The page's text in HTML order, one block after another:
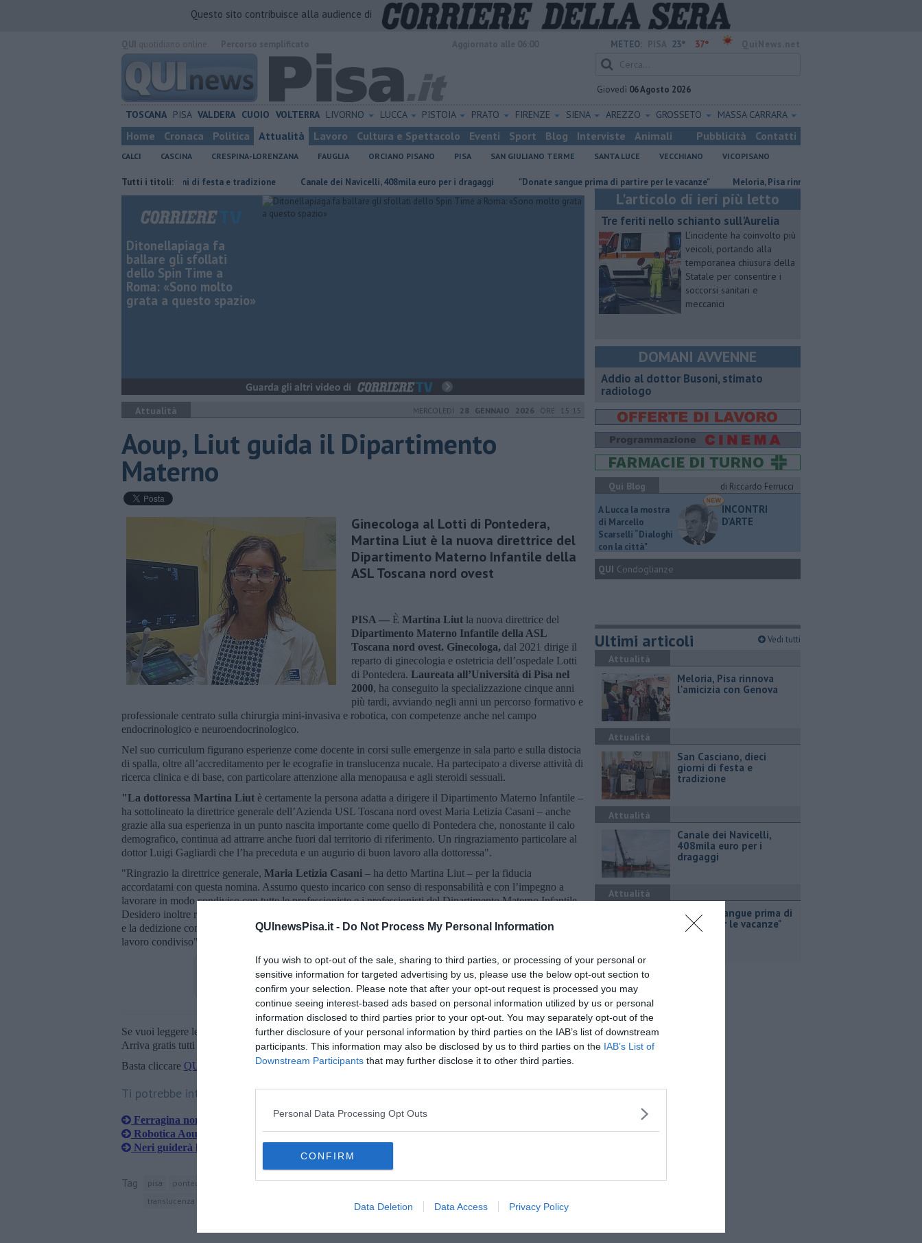
QUInewsPisa.it - Do Not Process My Personal Information
If you wish to opt-out of the sale, sharing to third parties, or processing of your personal or
sensitive information for targeted advertising by us, please use the below opt-out section to
confirm your selection. Please note that after your opt-out request is processed you may
continue seeing interest-based ads based on personal information utilized by us or personal
information disclosed to third parties prior to your opt-out. You may separately opt-out of the
further disclosure of your personal information by third parties on the IAB’s list of downstream
participants. This information may also be disclosed by us to third parties on the IAB’s List of
Downstream Participants that may further disclose it to other third parties.
Personal Data Processing Opt Outs
CONFIRM
Data Deletion Data Access Privacy Policy
Questo sito contribuisce alla audience di
METEO: 23° 37°
Giovedì 06 Agosto 2026
TOSCANA PISA VALDERA CUOIO VOLTERRA LIVORNO LUCCA PISTOIA PRATO FIRENZE SIENA AREZZO GROSSETO MASSA CARRARA
Home Cronaca Politica Attualità Lavoro Cultura e Spettacolo Eventi Sport Blog Interviste Animali Pubblicità Contatti
CALCI CASCINA CRESPINA-LORENZANA FAUGLIA ORCIANO PISANO PISA SAN GIULIANO TERME SANTA LUCE VECCHIANO VICOPISANO
Tutti i titoli:
San Casciano, dieci giorni di festa e tradizione Canale dei Navicelli, 408mila euro per i dragaggi "Donate sangue prima di partire per le vacanze" Meloria, Pisa rinnova l'amicizia con Genova
Ditonellapiaga fa
ballare gli sfollati
dello Spin Time a
Roma: «Sono molto
grata a questo spazio»
Attualità MERCOLEDÌ 28 GENNAIO 2026 ORE 15:15
Aoup, Liut guida il Dipartimento
Materno
Ginecologa al Lotti di Pontedera,
Martina Liut è la nuova direttrice del
Dipartimento Materno Infantile della
ASL Toscana nord ovest
PISA — È Martina Liut la nuova direttrice del
Dipartimento Materno Infantile della ASL
Toscana nord ovest. Ginecologa, dal 2021 dirige il
reparto di ginecologia e ostetricia dell’ospedale Lotti
di Pontedera. Laureata all’Università di Pisa nel
2000, ha conseguito la specializzazione cinque anni
più tardi, avviando negli anni un percorso formativo e
professionale centrato sulla chirurgia mini-invasiva e robotica, con competenze anche nel campo
endocrinologico e neuroendocrinologico.
Nel suo curriculum figurano esperienze come docente in corsi sulle emergenze in sala parto e sulla distocia
di spalla, oltre all’accreditamento per le ecografie in translucenza nucale. Ha partecipato a diverse attività di
ricerca clinica e di base, con particolare attenzione alla menopausa e agli steroidi sessuali.
"La dottoressa Martina Liut è certamente la persona adatta a dirigere il Dipartimento Materno Infantile –
ha sottolineato la direttrice generale dell’Azienda USL Toscana nord ovest Maria Letizia Casani – anche
grazie alla sua esperienza in un punto nascita importante come quello di Pontedera che, nonostante il calo
demografico, continua ad attrarre anche fuori dal territorio di riferimento. Un ringraziamento particolare al
dottor Luigi Gagliardi che l’ha preceduta e un augurio di buon lavoro alla dottoressa".
"Ringrazio la direttrice generale, Maria Letizia Casani – ha detto Martina Liut – per la fiducia
accordatami con questa nomina. Assumo questo incarico con senso di responsabilità e con l’impegno a
lavorare in modo condiviso con tutte le professioniste e i professionisti del Dipartimento Materno Infantile.
Desidero inoltre ringraziare il dottor Luigi Gagliardi per il percorso svolto in questi anni, per la competenza
e la dedizione con cui ha guidato il Dipartimento, lasciando un patrimonio importante di esperienza e
lavoro condiviso".
Se vuoi leggere le notizie principali della Toscana iscriviti allaNewsletter QUInews - ToscanaMedia.
Arriva gratis tutti i giorni alle 20:00 direttamente nella tua casella di posta.
Basta cliccare QUI
Ti potrebbe interessare anche:
Ferragina nominato Fellow dell’ACM
Robotica Aoup, Pisa prima in Italia
Neri guiderà la Radiologia europea
Tag pisa pontedera ginecologia ostetricia università di pisa
distocia delle spalle
translucenza nucale
L'articolo di ieri più letto
Tre feriti nello schianto sull'Aurelia
L'incidente ha coinvolto più
veicoli, portando alla
temporanea chiusura della
Statale per consentire i
soccorsi sanitari e
meccanici
DOMANI AVVENNE
Addio al dottor Busoni, stimato
radiologo
Qui Blog
di Riccardo Ferrucci
A Lucca la mostra
di Marcello
Scarselli “Dialoghi
con la città"
INCONTRI
D'ARTE
QUI Condoglianze
Ultimi articoli Vedi tutti
Attualità
Meloria, Pisa rinnova
l'amicizia con Genova
Attualità
San Casciano, dieci
giorni di festa e
tradizione
Attualità
Canale dei Navicelli,
408mila euro per i
dragaggi
Attualità
"Donate sangue prima di
partire per le vacanze"